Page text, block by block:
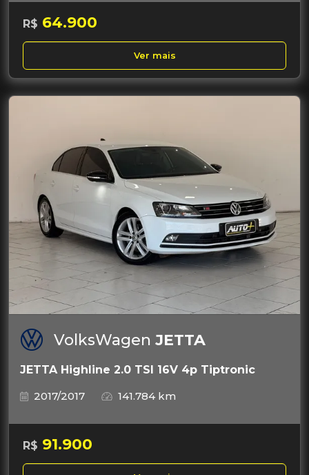
R$ 64.900
Ver mais
VolksWagen JETTA
JETTA Highline 2.0 TSI 16V 4p Tiptronic
2017/2017
141.784 km
R$ 91.900